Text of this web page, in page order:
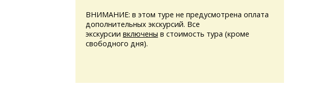
ВНИМАНИЕ: в этом туре не предусмотрена оплата
дополнительных экскурсий. Все
экскурсии включены в стоимость тура (кроме
свободного дня).